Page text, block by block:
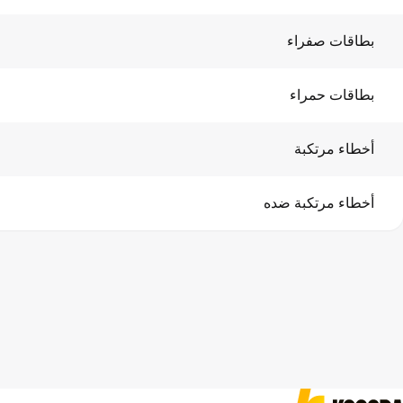
بطاقات صفراء
بطاقات حمراء
أخطاء مرتكبة
أخطاء مرتكبة ضده